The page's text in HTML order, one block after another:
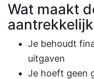
Wat maakt
Je behoudt
uitgaven
Je hoeft geen